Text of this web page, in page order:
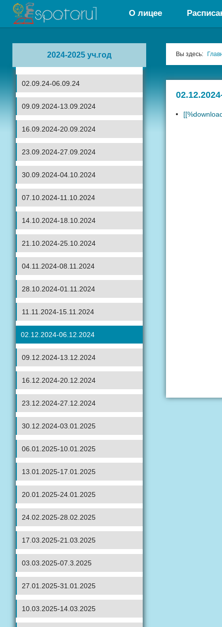
О лицее
2024-2025 уч.год
02.09.24-06.09.24
09.09.2024-13.09.2024
16.09.2024-20.09.2024
23.09.2024-27.09.2024
30.09.2024-04.10.2024
07.10.2024-11.10.2024
14.10.2024-18.10.2024
21.10.2024-25.10.2024
04.11.2024-08.11.2024
28.10.2024-01.11.2024
11.11.2024-15.11.2024
02.12.2024-06.12.2024
09.12.2024-13.12.2024
16.12.2024-20.12.2024
23.12.2024-27.12.2024
30.12.2024-03.01.2025
06.01.2025-10.01.2025
13.01.2025-17.01.2025
20.01.2025-24.01.2025
24.02.2025-28.02.2025
17.03.2025-21.03.2025
03.03.2025-07.3.2025
27.01.2025-31.01.2025
10.03.2025-14.03.2025
Вы здесь: